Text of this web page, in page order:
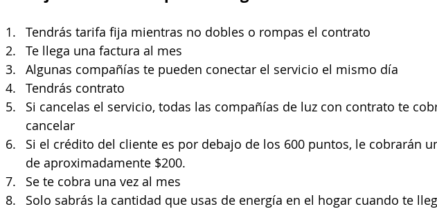
Tendrás tarifa fija mientras no dobles o rompas el contrato
Te llega una factura al mes
Algunas compañías te pueden conectar el servicio el mismo día
Tendrás contrato
Si cancelas el servicio, todas las compañías de luz con contrato te
cancelar
Si el crédito del cliente es por debajo de los 600 puntos, le cobrarán
de aproximadamente $200.
Se te cobra una vez al mes
Solo sabrás la cantidad que usas de energía en el hogar cuando te